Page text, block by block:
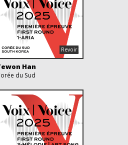
Han
du Sud